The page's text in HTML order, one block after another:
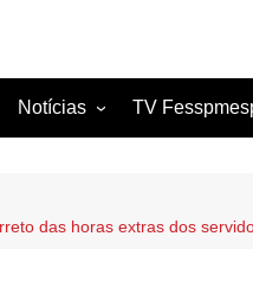
Notícias TV
das horas extras dos